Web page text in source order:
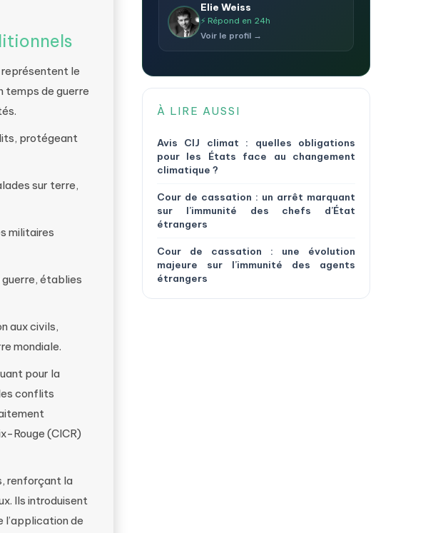
le
temps de guerre
protégeant
sur terre,
militaires
établies
aux civils,
mondiale.
pour la
conflits
Rouge (CICR)
renforçant la
Ils introduisent
l’application de
Elie Weiss
⚡ Répond en 24h
Voir le profil →
À LIRE AUSSI
Avis CIJ climat : quelles obligations
pour les États face au changement
climatique ?
Cour de cassation : un arrêt marquant
sur l’immunité des chefs d’État
étrangers
Cour de cassation : une évolution
majeure sur l’immunité des agents
étrangers